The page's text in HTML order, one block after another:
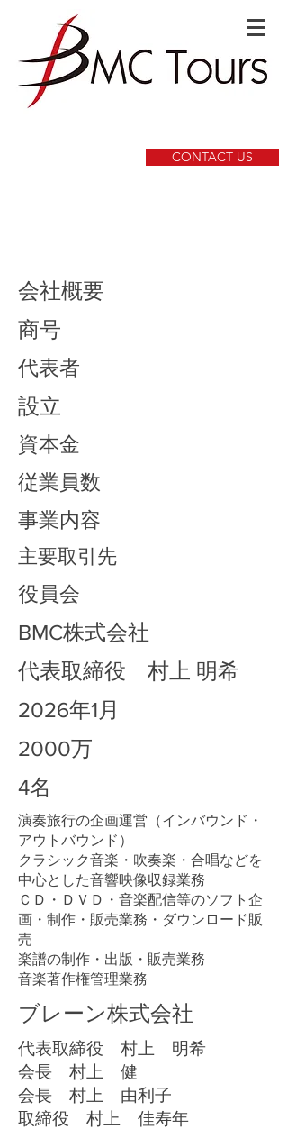
CONTACT US
会社概要
商号
代表者
設立
資本金
従業員数
事業内容
主要取引先
役員会
​​BMC株式会社​
代表取締役 村上 明希
2026年1月
2000万
​4名
演奏旅行の企画運営（インバウンド・
アウトバウンド）
クラシック音楽・吹奏楽・合唱などを
中心とした音響映像収録業務
ＣＤ・ＤＶＤ・音楽配信等のソフト企
画・制作・販売業務・ダウンロード販
売
楽譜の制作・出版・販売業務
音楽著作権管理業務
ブレーン株式会社
代表取締役 村上 明希
会長 村上 健
会長 村上 由利子
取締役 村上 佳寿年